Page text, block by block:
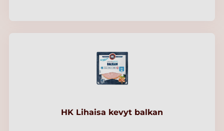
HK Lihaisa kevyt balkan